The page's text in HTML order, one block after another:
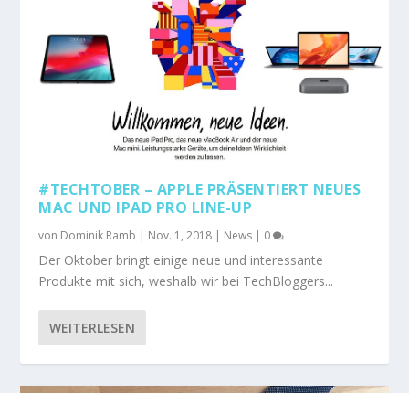
#TECHTOBER – APPLE PRÄSENTIERT NEUES
MAC UND IPAD PRO LINE-UP
von Dominik Ramb | Nov. 1, 2018 | News | 0
Der Oktober bringt einige neue und interessante
Produkte mit sich, weshalb wir bei TechBloggers...
WEITERLESEN